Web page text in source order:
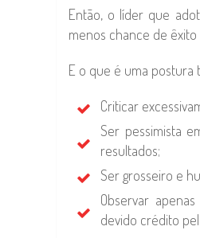
Então, o líder que
menos chance de êxito
E o que é uma postura
Criticar
Ser pessimista
resultados;
Ser grosseiro e
Observar
devido crédito